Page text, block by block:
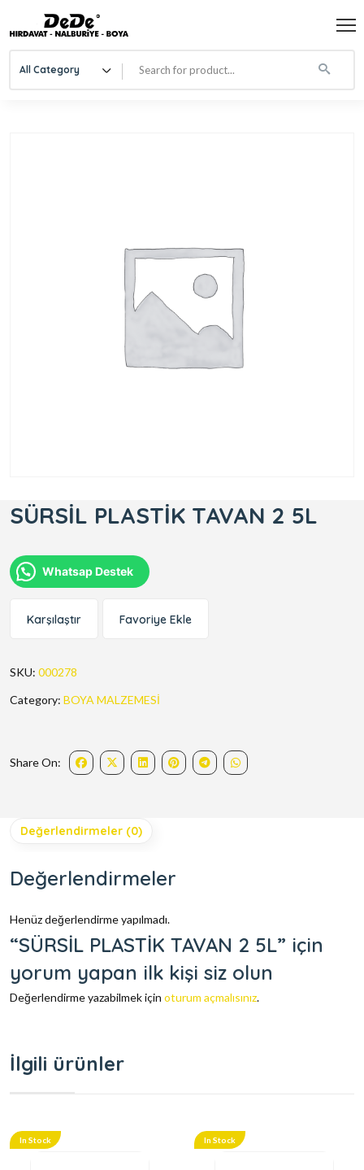
All Category
SÜRSİL PLASTİK TAVAN 2 5L
Whatsap Destek
Karşılaştır Favoriye Ekle
SKU: 000278
Category: BOYA MALZEMESİ
Share On:
Değerlendirmeler (0)
Değerlendirmeler
Henüz değerlendirme yapılmadı.
“SÜRSİL PLASTİK TAVAN 2 5L” için
yorum yapan ilk kişi siz olun
Değerlendirme yazabilmek için oturum açmalısınız.
İlgili ürünler
In Stock In Stock